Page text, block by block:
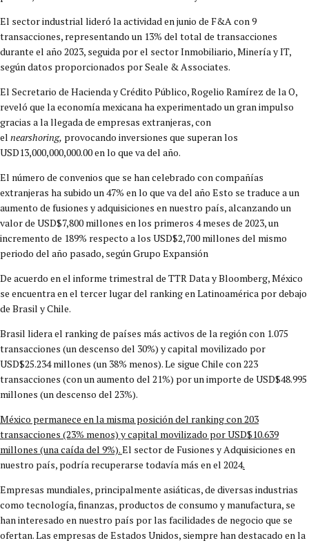
El sector industrial lideró la actividad en junio de F&A con 9
transacciones, representando un 13% del total de transacciones
durante el año 2023, seguida por el sector Inmobiliario, Minería y IT,
según datos proporcionados por Seale & Associates.
El Secretario de Hacienda y Crédito Público, Rogelio Ramírez de la O,
reveló que la economía mexicana ha experimentado un gran impulso
gracias a la llegada de empresas extranjeras, con
el nearshoring, provocando inversiones que superan los
USD13,000,000,000.00 en lo que va del año.
El número de convenios que se han celebrado con compañías
extranjeras ha subido un 47% en lo que va del año Esto se traduce a un
aumento de fusiones y adquisiciones en nuestro país, alcanzando un
valor de USD$7,800 millones en los primeros 4 meses de 2023, un
incremento de 189% respecto a los USD$2,700 millones del mismo
periodo del año pasado, según Grupo Expansión
De acuerdo en el informe trimestral de TTR Data y Bloomberg, México
se encuentra en el tercer lugar del ranking en Latinoamérica por debajo
de Brasil y Chile.
Brasil lidera el ranking de países más activos de la región con 1.075
transacciones (un descenso del 30%) y capital movilizado por
USD$25.234 millones (un 38% menos). Le sigue Chile con 223
transacciones (con un aumento del 21%) por un importe de USD$48.995
millones (un descenso del 23%).
México permanece en la misma posición del ranking con 203
transacciones (23% menos) y capital movilizado por USD$10.639
millones (una caída del 9%).El sector de Fusiones y Adquisiciones en
nuestro país, podría recuperarse todavía más en el 2024.
Empresas mundiales, principalmente asiáticas, de diversas industrias
como tecnología, finanzas, productos de consumo y manufactura, se
han interesado en nuestro país por las facilidades de negocio que se
ofertan. Las empresas de Estados Unidos, siempre han destacado en la